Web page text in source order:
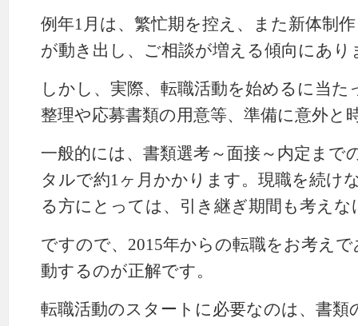
例年1月は、繁忙期を控え、また新体制
が動き出し、ご相談が増える傾向にあり
しかし、実際、転職活動を始めるに当た
整理や応募書類の用意等、準備に意外と
一般的には、書類選考～面接～内定まで
タルで約1ヶ月かかります。現職を続け
る方にとっては、引き継ぎ期間も考え
ですので、2015年からの転職をお考え
動するのが正解です。
転職活動のスタートに必要なのは、書類